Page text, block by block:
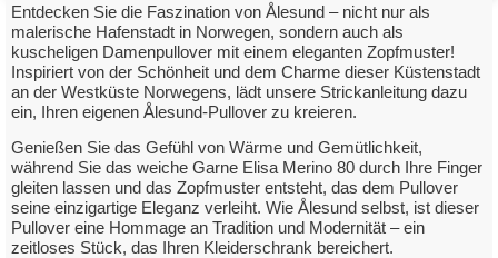
Merino Strickset
zum Downloadlink
Entdecken Sie die Faszination von Ålesund – nicht nur als
malerische Hafenstadt in Norwegen, sondern auch als
kuscheligen Damenpullover mit einem eleganten Zopfmuster!
Inspiriert von der Schönheit und dem Charme dieser Küstenstadt
an der Westküste Norwegens, lädt unsere Strickanleitung dazu
ein, Ihren eigenen Ålesund-Pullover zu kreieren.
Genießen Sie das Gefühl von Wärme und Gemütlichkeit,
während Sie das weiche Garne Elisa Merino 80 durch Ihre Finger
gleiten lassen und das Zopfmuster entsteht, das dem Pullover
seine einzigartige Eleganz verleiht. Wie Ålesund selbst, ist dieser
Pullover eine Hommage an Tradition und Modernität – ein
zeitloses Stück, das Ihren Kleiderschrank bereichert.